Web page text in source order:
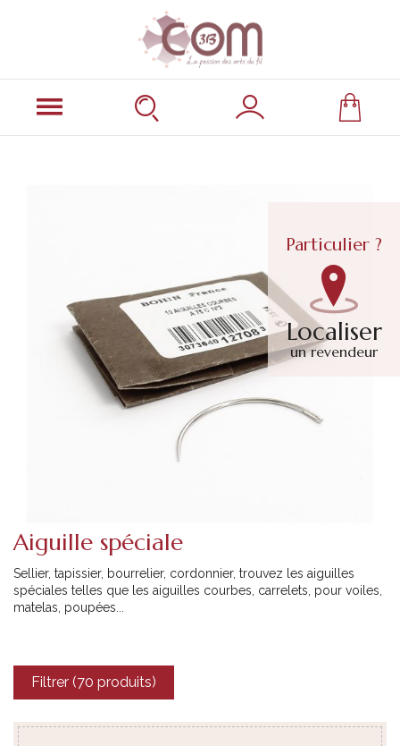
Particulier ?
Localiser
un revendeur
Aiguille spéciale
Sellier, tapissier, bourrelier, cordonnier, trouvez les aiguilles
spéciales telles que les aiguilles courbes, carrelets, pour voiles,
matelas, poupées...
Filtrer (70 produits)